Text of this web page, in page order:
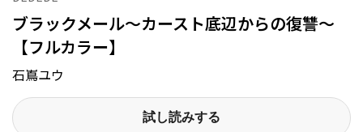
ブラックメール～カースト底辺からの復讐～
【フルカラー】
石嶌ユウ
試し読みする